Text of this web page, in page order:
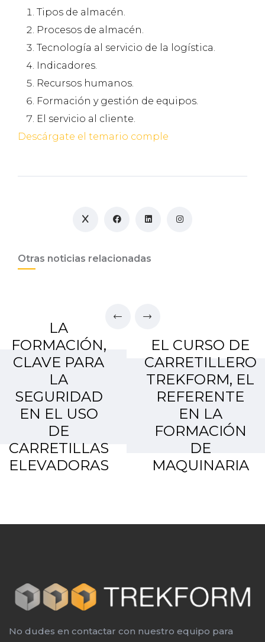
Tipos de almacén.
Procesos de almacén.
Tecnología al servicio de la logística.
Indicadores.
Recursos humanos.
Formación y gestión de equipos.
El servicio al cliente.
Descárgate el temario comple
Otras noticias relacionadas
LA
FORMACIÓN,
CLAVE PARA
LA
SEGURIDAD
EN EL USO
DE
CARRETILLAS
ELEVADORAS
EL CURSO DE
CARRETILLERO
TREKFORM, EL
REFERENTE
EN LA
FORMACIÓN
DE
MAQUINARIA
No dudes en contactar con nuestro equipo para